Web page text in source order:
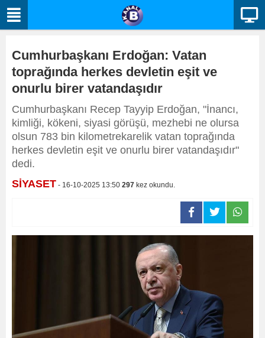
Cumhurbaşkanı Erdoğan: Vatan
toprağında herkes devletin eşit ve
onurlu birer vatandaşıdır
Cumhurbaşkanı Recep Tayyip Erdoğan, "İnancı,
kimliği, kökeni, siyasi görüşü, mezhebi ne olursa
olsun 783 bin kilometrekarelik vatan toprağında
herkes devletin eşit ve onurlu birer vatandaşıdır"
dedi.
SİYASET - 16-10-2025 13:50 297 kez okundu.